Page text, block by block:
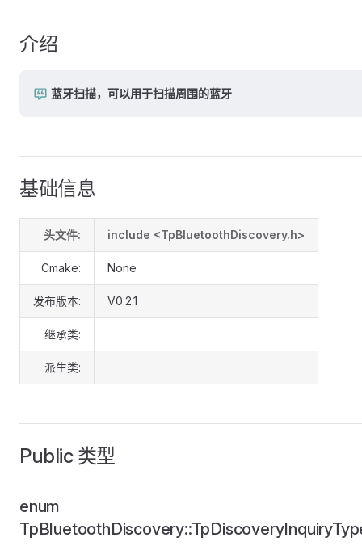
介绍
蓝牙扫描，可以用于扫描周围的蓝牙
基础信息
头文件: include <TpBluetoothDiscovery.h>
Cmake: None
发布版本: V0.2.1
继承类:
派生类:
Public 类型
enum